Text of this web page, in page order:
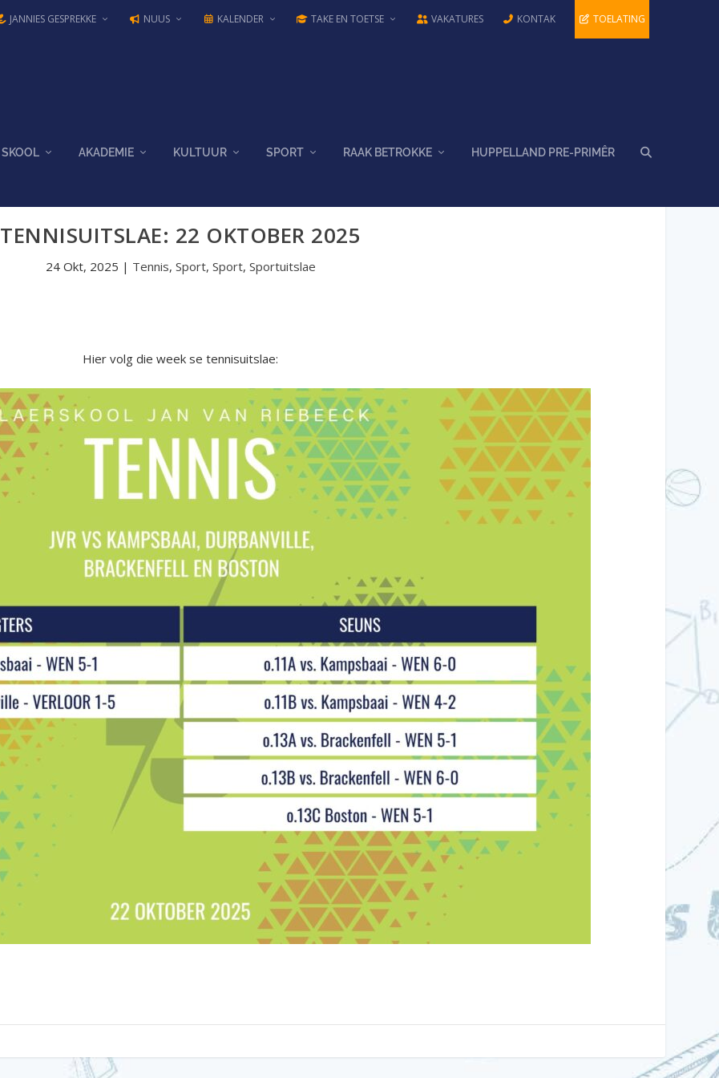
JANNIES GESPREKKE NUUS KALENDER TAKE EN TOETSE VAKATURES KONTAK TOELATING
SKOOL AKADEMIE KULTUUR SPORT RAAK BETROKKE HUPPELLAND PRE-PRIMÊR
TENNISUITSLAE: 22 OKTOBER 2025
24 Okt, 2025 | Tennis, Sport, Sport, Sportuitslae
Hier volg die week se tennisuitslae: